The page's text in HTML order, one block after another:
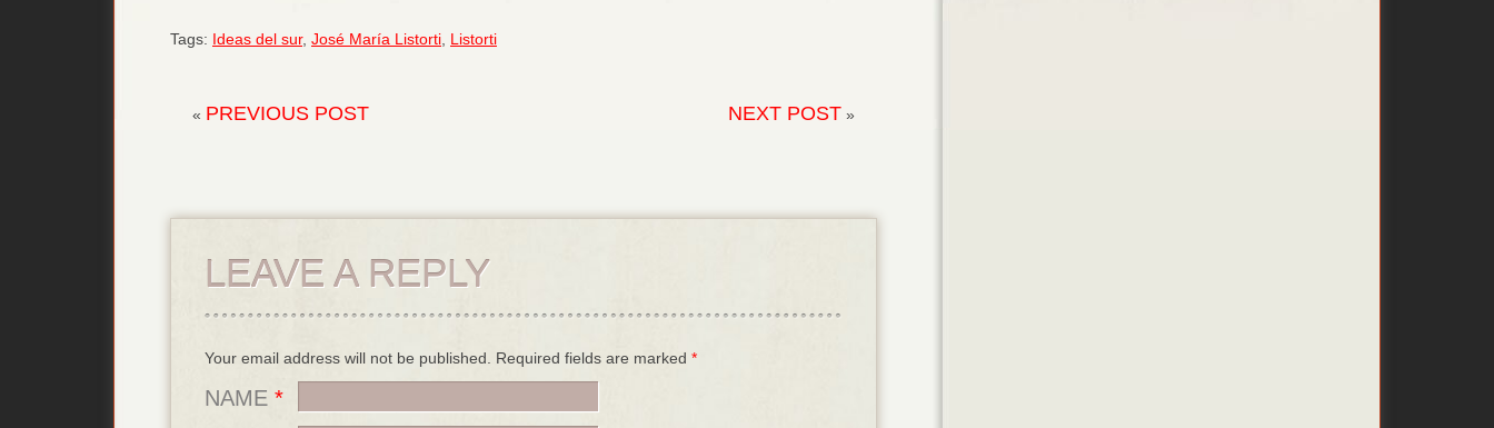
Tags: Ideas del sur, José María Listorti Listorti
« PREVIOUS POST NEXT POST»
LEAVE A REPLY
Your email address will not be published. Required fields are marked *
NAME *